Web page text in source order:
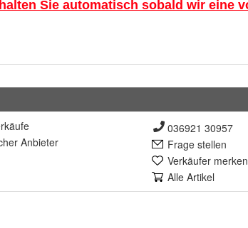
er Anbieter
036921 30957
Frage stellen
Verkäufer merken
Alle Artikel